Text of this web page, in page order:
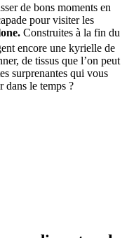
de bons moments en
pour visiter les
Construites à la fin du
encore une kyrielle de
de tissus que l’on peut
surprenantes qui vous
dans le temps ?